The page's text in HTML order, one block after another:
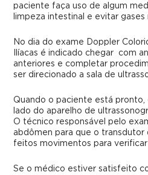
paciente faça uso de algum
limpeza intestinal e evitar
No dia do exame Doppler
Ilíacas é indicado chegar com
anteriores e completar
ser direcionado a sala de
Quando o paciente está pronto,
lado do aparelho de
O técnico responsável pelo
abdômen para que o transdutor
feitos movimentos para
Se o médico estiver satisfeito